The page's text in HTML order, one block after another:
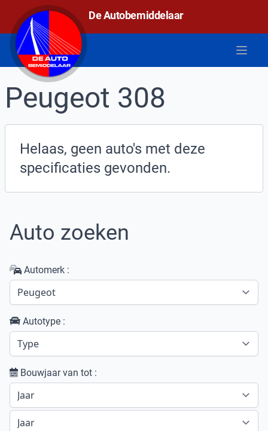
De Autobemiddelaar
Open
De autobemiddelaar
Peugeot 308
Helaas, geen auto's met deze
specificaties gevonden.
Auto zoeken
Automerk :
Autotype :
Bouwjaar van tot :